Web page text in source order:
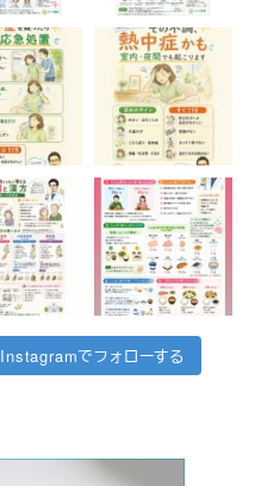
Instagramでフォローする